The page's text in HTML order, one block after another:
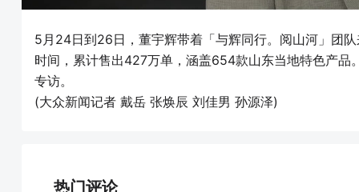
5月24日到26日，董宇辉带着「与辉同行。阅山河」团
时间，累计售出427万单，涵盖654款山东当地特色产
专访。
(大众新闻记者 戴岳 张焕辰 刘佳男 孙源泽)
热门评论